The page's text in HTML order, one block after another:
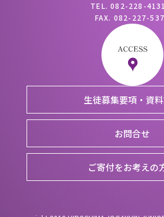
TEL.082-228-4131
FAX. 082-227-
生徒募集要項・資
お問合せ
ご寄付をお考えの